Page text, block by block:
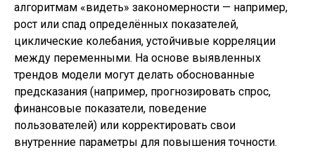
алгоритмам «видеть» закономерности — например,
рост или спад определённых показателей,
циклические колебания, устойчивые корреляции
между переменными. На основе выявленных
трендов модели могут делать обоснованные
предсказания (например, прогнозировать спрос,
финансовые показатели, поведение
пользователей) или корректировать свои
внутренние параметры для повышения точности.